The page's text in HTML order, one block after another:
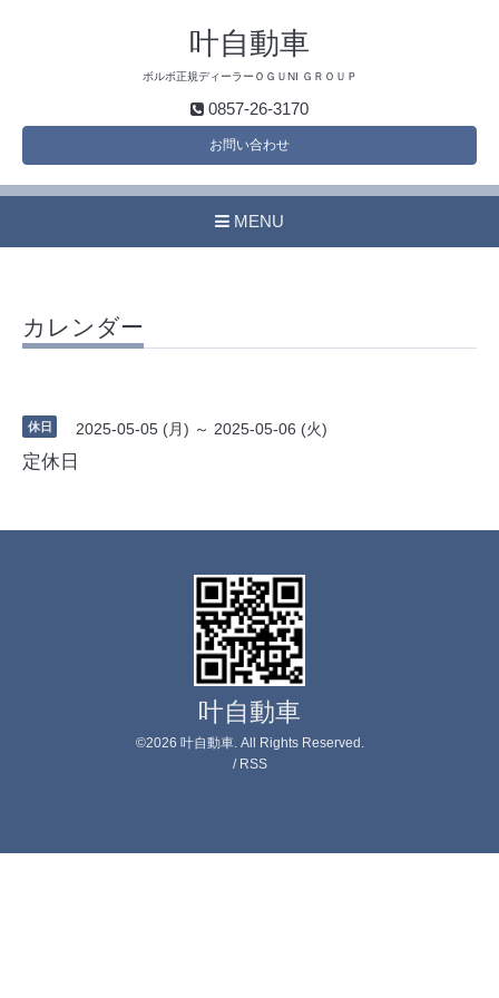
叶自動車
ボルボ正規ディーラーＯＧＵNI ＧＲＯＵＰ
0857-26-3170
お問い合わせ
MENU
カレンダー
休日 2025-05-05 (月) ～ 2025-05-06 (火)
定休日
叶自動車
©2026 叶自動車. All Rights Reserved.
/ RSS